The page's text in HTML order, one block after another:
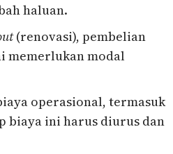
haluan.
(renovasi), pembelian
memerlukan modal
operasional, termasuk
biaya ini harus diurus dan